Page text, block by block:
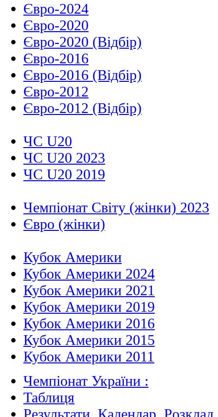
Євро-2024
Євро-2020
Євро-2020 (Відбір)
Євро-2016
Євро-2016 (Відбір)
Євро-2012
Євро-2012 (Відбір)
ЧС U20
ЧС U20 2023
ЧС U20 2019
Чемпіонат Світу (жінки) 2023
Євро (жінки)
Кубок Америки
Кубок Америки 2024
Кубок Америки 2021
Кубок Америки 2019
Кубок Америки 2016
Кубок Америки 2015
Кубок Америки 2011
Чемпіонат України :
Таблиця